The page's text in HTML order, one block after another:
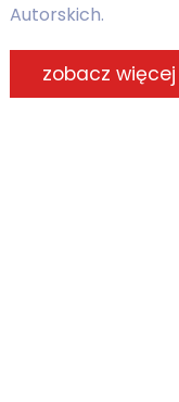
Autorskich.
zobacz więcej